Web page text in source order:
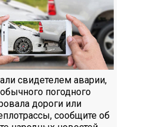
свидетелем аварии,
погодного
дороги или
сообщите об